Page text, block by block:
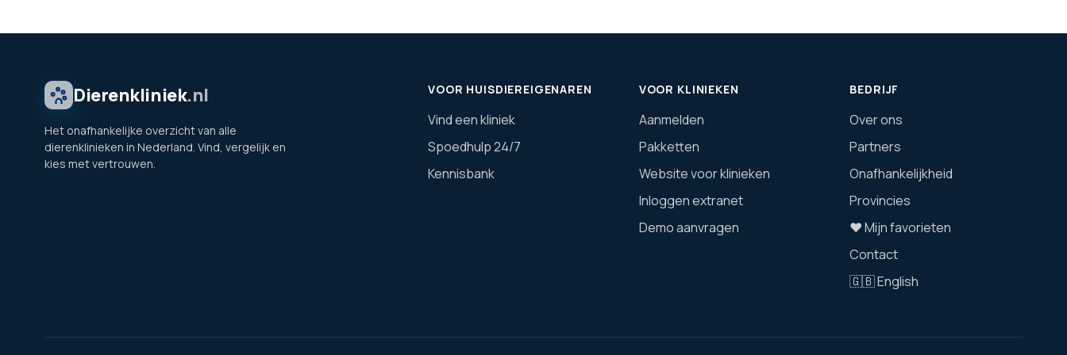
Dierenkliniek.nl
Het onafhankelijke overzicht van alle
dierenklinieken in Nederland. Vind, vergelijk en
kies met vertrouwen.
VOOR HUISDIEREIGENAREN
Vind een kliniek
Spoedhulp 24/7
Kennisbank
VOOR KLINIEKEN
Aanmelden
Pakketten
Website voor klinieken
Inloggen extranet
Demo aanvragen
BEDRIJF
Over ons
Partners
Onafhankelijkheid
Provincies
❤️ Mijn favorieten
Contact
🇬🇧 English